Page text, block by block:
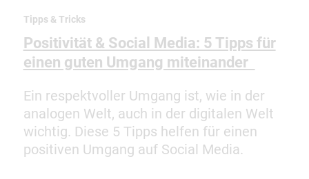
Tipps & Tricks
Positivität & Social Media: 5 Tipps für
einen guten Umgang miteinander
Ein respektvoller Umgang ist, wie in der
analogen Welt, auch in der digitalen Welt
wichtig. Diese 5 Tipps helfen für einen
positiven Umgang auf Social Media.